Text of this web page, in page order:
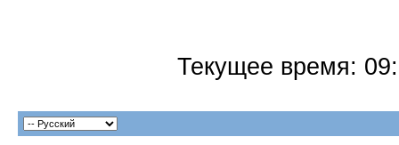
Текущее время: